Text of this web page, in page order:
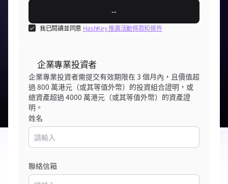
--
我已閱讀並同意 HashKey 推廣活動條款和條件
企業專業投資者
企業專業投資者需提交有效期限在 3 個月內，且價值超
過 800 萬港元（或其等值外幣）的投資組合證明，或
總資產超過 4000 萬港元（或其等值外幣）的資產證
明。
姓名
聯絡信箱